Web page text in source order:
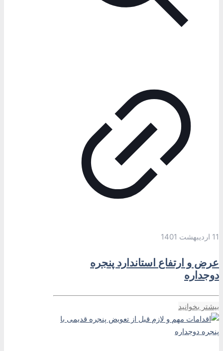
11 اردیبهشت 1401
عرض و ارتفاع استاندارد پنجره
دوجداره
بیشتر بخوانید